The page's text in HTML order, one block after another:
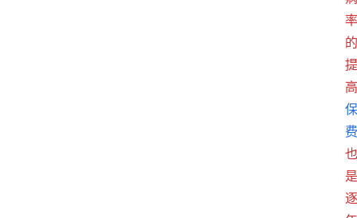
率
的
提
高
保
费
也
是
逐